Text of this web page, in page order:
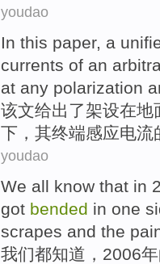
youdao
In this paper, a
currents of an
at any polarization
该文给出了架设在地
下， 其终端感应电流
youdao
We all know that in
got bended in one
scrapes and the
我们都知道 ，2006年